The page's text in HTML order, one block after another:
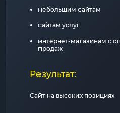
небольшим сайтам
сайтам услуг
интернет-магазинам с
продаж
Результат:
Сайт на высоких позициях